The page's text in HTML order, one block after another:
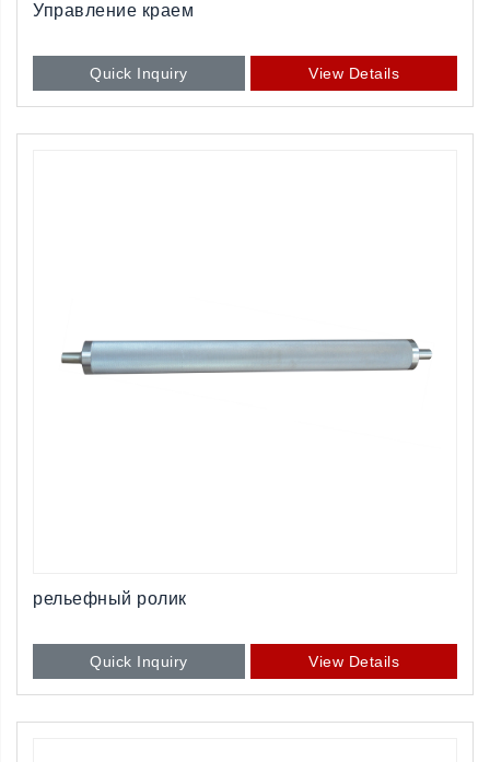
Управление краем
Quick Inquiry View Details
рельефный ролик
Quick Inquiry View Details